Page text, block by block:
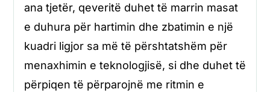
ana tjetër, qeveritë duhet të marrin masat
e duhura për hartimin dhe zbatimin e një
kuadri ligjor sa më të përshtatshëm për
menaxhimin e teknologjisë, si dhe duhet të
përpiqen të përparojnë me ritmin e